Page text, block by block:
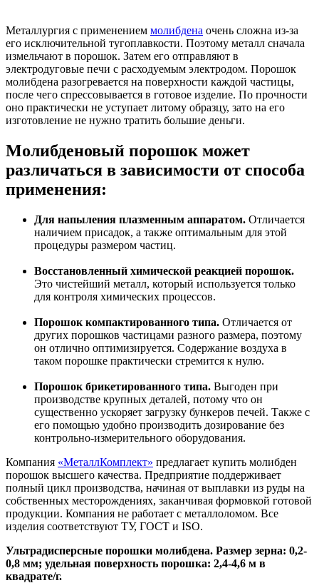
Металлургия с применением молибдена очень сложна из-за
его исключительной тугоплавкости. Поэтому металл сначала
измельчают в порошок. Затем его отправляют в
электродуговые печи с расходуемым электродом. Порошок
молибдена разогревается на поверхности каждой частицы,
после чего спрессовывается в готовое изделие. По прочности
оно практически не уступает литому образцу, зато на его
изготовление не нужно тратить большие деньги.
Молибденовый порошок может
различаться в зависимости от способа
применения:
Для напыления плазменным аппаратом. Отличается
наличием присадок, а также оптимальным для этой
процедуры размером частиц.
Восстановленный химической реакцией порошок.
Это чистейший металл, который используется только
для контроля химических процессов.
Порошок компактированного типа. Отличается от
других порошков частицами разного размера, поэтому
он отлично оптимизируется. Содержание воздуха в
таком порошке практически стремится к нулю.
Порошок брикетированного типа. Выгоден при
производстве крупных деталей, потому что он
существенно ускоряет загрузку бункеров печей. Также с
его помощью удобно производить дозирование без
контрольно-измерительного оборудования.
Компания «МеталлКомплект» предлагает купить молибден
порошок высшего качества. Предприятие поддерживает
полный цикл производства, начиная от выплавки из руды на
собственных месторождениях, заканчивая формовкой готовой
продукции. Компания не работает с металлоломом. Все
изделия соответствуют ТУ, ГОСТ и ISO.
Ультрадисперсные порошки молибдена. Размер зерна: 0,2-
0,8 мм; удельная поверхность порошка: 2,4-4,6 м в
квадрате/г.